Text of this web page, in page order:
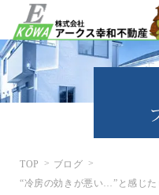
TOP
ブログ
“冷房の効きが悪い…”と感じ